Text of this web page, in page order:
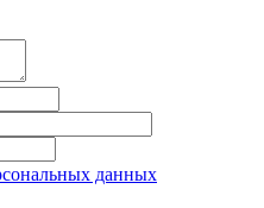
данных